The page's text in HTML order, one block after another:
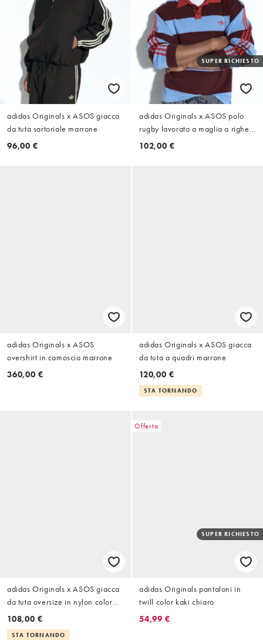
adidas Originals x ASOS giacca
da tuta sartoriale marrone
96,00 €
SUPER RICHIESTO
adidas Originals x ASOS polo
rugby lavorato a maglia a righe
blu e marroni
102,00 €
adidas Originals x ASOS
overshirt in camoscio marrone
360,00 €
adidas Originals x ASOS giacca
da tuta a quadri marrone
120,00 €
STA TORNANDO
adidas Originals x ASOS giacca
da tuta oversize in nylon color
block blu
108,00 €
STA TORNANDO
Offerta
SUPER RICHIESTO
adidas Originals pantaloni in
twill color kaki chiaro
54,99 €